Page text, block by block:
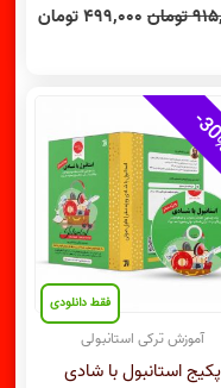
تومان ۴۹۹,۰۰۰تومان
فقط دانلودی
آموزش ترکی استانبولی
پکیج استانبول با شادی
قیمت
اصلی:
۷۴۸,۰۰۰ تومان
بود.
۵۲۳,۶۰۰ تومان.